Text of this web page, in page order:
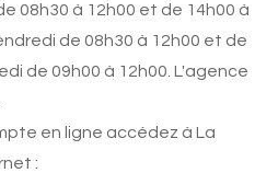
08h30 à 12h00 et de 14h00 à
de 08h30 à 12h00 et de
de 09h00 à 12h00. L'agence
en ligne accédez à La
: